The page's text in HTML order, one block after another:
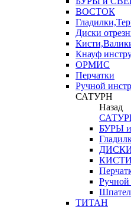
ВОСТОК
Диски
Кнауф
ОРМИС
Перчатки
Ручной
САТУРН
Назад
БУРЫ
Ручной
ТИТАН